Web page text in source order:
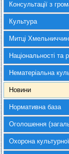
Консультації з
Культура
Митці
Національності та
Нематеріальна
Новини
Нормативна база
Оголошення
Охорона